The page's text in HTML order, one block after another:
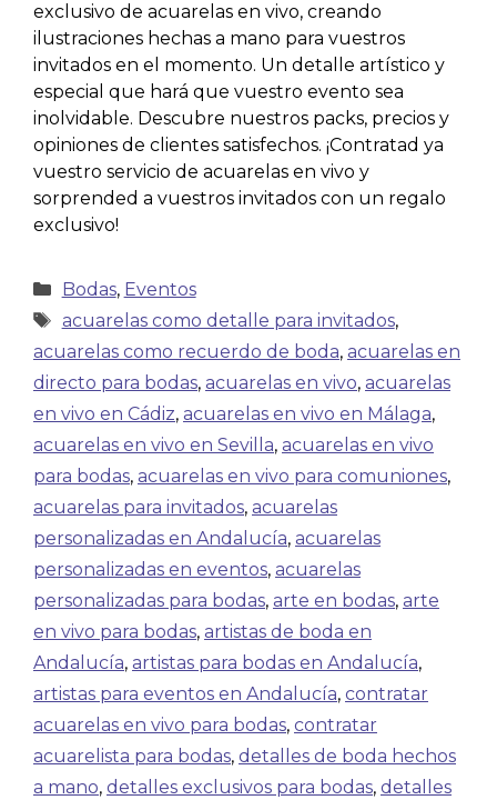
exclusivo de acuarelas en vivo, creando
ilustraciones hechas a mano para vuestros
invitados en el momento. Un detalle artístico y
especial que hará que vuestro evento sea
inolvidable. Descubre nuestros packs, precios y
opiniones de clientes satisfechos. ¡Contratad ya
vuestro servicio de acuarelas en vivo y
sorprended a vuestros invitados con un regalo
exclusivo!
Bodas, Eventos
acuarelas como detalle para invitados,
acuarelas como recuerdo de boda, acuarelas en
directo para bodas, acuarelas en vivo, acuarelas
en vivo en Cádiz, acuarelas en vivo en Málaga,
acuarelas en vivo en Sevilla, acuarelas en vivo
para bodas, acuarelas en vivo para comuniones,
acuarelas para invitados, acuarelas
personalizadas en Andalucía, acuarelas
personalizadas en eventos, acuarelas
personalizadas para bodas, arte en bodas, arte
en vivo para bodas, artistas de boda en
Andalucía, artistas para bodas en Andalucía,
artistas para eventos en Andalucía, contratar
acuarelas en vivo para bodas, contratar
acuarelista para bodas, detalles de boda hechos
a mano, detalles exclusivos para bodas, detalles